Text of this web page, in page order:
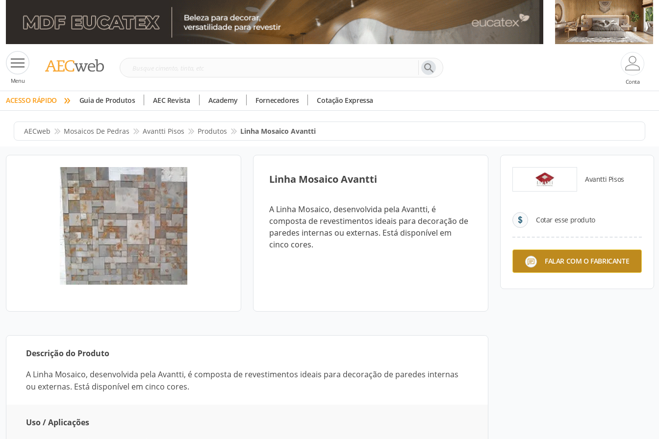
Menu
Busque
tinta,
etc
Conta
ACESSO RÁPIDO » Guia de Produtos AEC Revista Academy Fornecedores Cotação Expressa
AECweb Mosaicos De Pedras Avantti Pisos Produtos Linha Mosaico Avantti
Linha Mosaico Avantti
A Linha Mosaico, desenvolvida pela Avantti, é
composta de revestimentos ideais para decoração de
paredes internas ou externas. Está disponível em
cinco cores.
Avantti Pisos
Cotar esse produto
FALAR COM O FABRICANTE
Descrição do Produto
A Linha Mosaico, desenvolvida pela Avantti, é composta de revestimentos ideais para decoração de paredes internas
ou externas. Está disponível em cinco cores.
Uso / Aplicações